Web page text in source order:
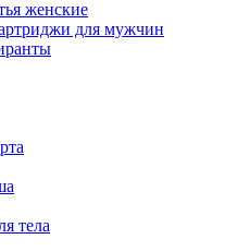
женские
для мужчин
тела